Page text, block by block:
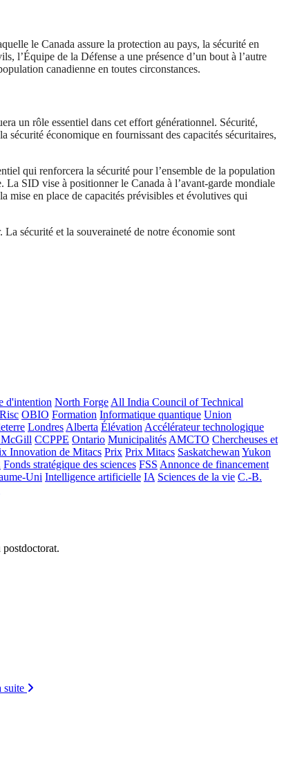
le Canada assure la protection au pays, la sécurité en
l’Équipe de la Défense a une présence d’un bout à l’autre
canadienne en toutes circonstances.
un rôle essentiel dans cet effort générationnel. Sécurité,
économique en fournissant des capacités sécuritaires,
qui renforcera la sécurité pour l’ensemble de la population
La SID vise à positionner le Canada à l’avant-garde mondiale
mise en place de capacités prévisibles et évolutives qui
La sécurité et la souveraineté de notre économie sont
d'intention North Forge All India Council of Technical
Risc OBIO Formation Informatique quantique Union
Londres Alberta Élévation Accélérateur technologique
CCPPE Ontario Municipalités AMCTO Chercheuses et
Innovation de Mitacs Prix Prix Mitacs Saskatchewan Yukon
Fonds stratégique des sciences FSS Annonce de financement
Uni Intelligence artificielle IA Sciences de la vie C.-B.
postdoctorat.
suite